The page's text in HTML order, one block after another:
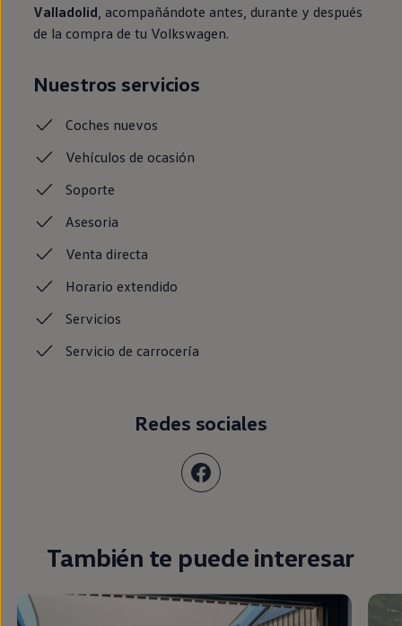
Valladolid , acompañándote antes, durante y después
de la compra de tu Volkswagen.
Nuestros servicios
Coches nuevos
Vehículos de ocasión
Soporte
Asesoria
Ventadirecta
Horario extendido
Servicios
Servicio de carrocería
Redes sociales
También te puede interesar